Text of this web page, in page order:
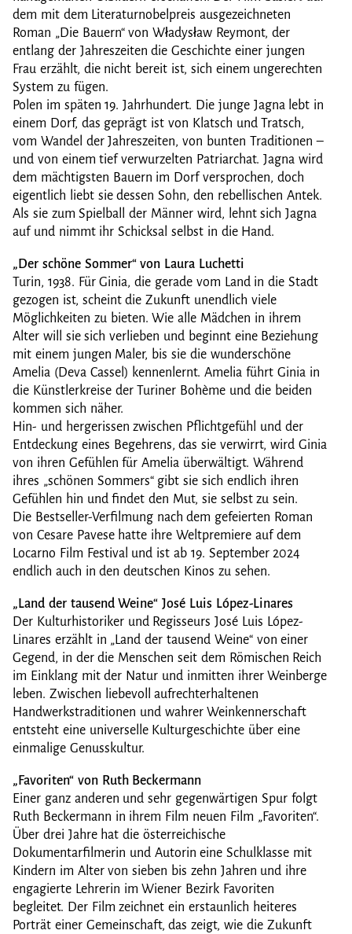
dem mit dem Literaturnobelpreis ausgezeichneten
Roman „Die Bauern“ von Władysław Reymont, der
entlang der Jahreszeiten die Geschichte einer jungen
Frau erzählt, die nicht bereit ist, sich einem ungerechten
System zu fügen.
Polen im späten 19. Jahrhundert. Die junge Jagna lebt in
einem Dorf, das geprägt ist von Klatsch und Tratsch,
vom Wandel der Jahreszeiten, von bunten Traditionen –
und von einem tief verwurzelten Patriarchat. Jagna wird
dem mächtigsten Bauern im Dorf versprochen, doch
eigentlich liebt sie dessen Sohn, den rebellischen Antek.
Als sie zum Spielball der Männer wird, lehnt sich Jagna
auf und nimmt ihr Schicksal selbst in die Hand.
„Der schöne Sommer“ von Laura Luchetti
Turin, 1938. Für Ginia, die gerade vom Land in die Stadt
gezogen ist, scheint die Zukunft unendlich viele
Möglichkeiten zu bieten. Wie alle Mädchen in ihrem
Alter will sie sich verlieben und beginnt eine Beziehung
mit einem jungen Maler, bis sie die wunderschöne
Amelia (Deva Cassel) kennenlernt. Amelia führt Ginia in
die Künstlerkreise der Turiner Bohème und die beiden
kommen sich näher.
Hin- und hergerissen zwischen Pflichtgefühl und der
Entdeckung eines Begehrens, das sie verwirrt, wird Ginia
von ihren Gefühlen für Amelia überwältigt. Während
ihres „schönen Sommers“ gibt sie sich endlich ihren
Gefühlen hin und findet den Mut, sie selbst zu sein.
Die Bestseller-Verfilmung nach dem gefeierten Roman
von Cesare Pavese hatte ihre Weltpremiere auf dem
Locarno Film Festival und ist ab 19. September 2024
endlich auch in den deutschen Kinos zu sehen.
„Land der tausend Weine“ José Luis López-Linares
Der Kulturhistoriker und Regisseurs José Luis López-
Linares erzählt in „Land der tausend Weine“ von einer
Gegend, in der die Menschen seit dem Römischen Reich
im Einklang mit der Natur und inmitten ihrer Weinberge
leben. Zwischen liebevoll aufrechterhaltenen
Handwerkstraditionen und wahrer Weinkennerschaft
entsteht eine universelle Kulturgeschichte über eine
einmalige Genusskultur.
„Favoriten“ von Ruth Beckermann
Einer ganz anderen und sehr gegenwärtigen Spur folgt
Ruth Beckermann in ihrem Film neuen Film „Favoriten“.
Über drei Jahre hat die österreichische
Dokumentarfilmerin und Autorin eine Schulklasse mit
Kindern im Alter von sieben bis zehn Jahren und ihre
engagierte Lehrerin im Wiener Bezirk Favoriten
begleitet. Der Film zeichnet ein erstaunlich heiteres
Porträt einer Gemeinschaft, das zeigt, wie die Zukunft